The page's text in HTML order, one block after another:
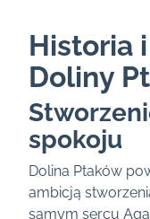
Historia
Doliny
spokoju
Dolina Ptaków
ambicją
samym sercu